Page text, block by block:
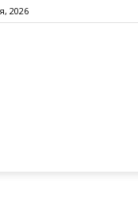
2026